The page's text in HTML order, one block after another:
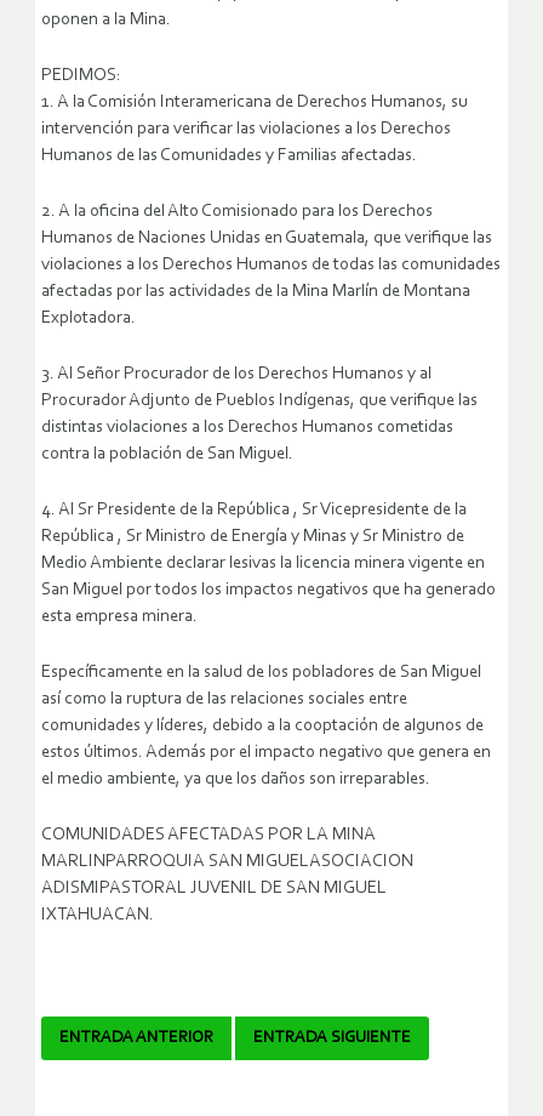
oponen a la Mina.
PEDIMOS:
1. A la Comisión Interamericana de Derechos Humanos, su
intervención para verificar las violaciones a los Derechos
Humanos de las Comunidades y Familias afectadas.
2. A la oficina del Alto Comisionado para los Derechos
Humanos de Naciones Unidas en Guatemala, que verifique las
violaciones a los Derechos Humanos de todas las comunidades
afectadas por las actividades de la Mina Marlín de Montana
Explotadora.
3. Al Señor Procurador de los Derechos Humanos y al
Procurador Adjunto de Pueblos Indígenas, que verifique las
distintas violaciones a los Derechos Humanos cometidas
contra la población de San Miguel.
4. Al Sr Presidente de la República , Sr Vicepresidente de la
República , Sr Ministro de Energía y Minas y Sr Ministro de
Medio Ambiente declarar lesivas la licencia minera vigente en
San Miguel por todos los impactos negativos que ha generado
esta empresa minera.
Específicamente en la salud de los pobladores de San Miguel
así como la ruptura de las relaciones sociales entre
comunidades y líderes, debido a la cooptación de algunos de
estos últimos. Además por el impacto negativo que genera en
el medio ambiente, ya que los daños son irreparables.
COMUNIDADES AFECTADAS POR LA MINA
MARLINPARROQUIA SAN MIGUELASOCIACION
ADISMIPASTORAL JUVENIL DE SAN MIGUEL
IXTAHUACAN.
Navegador
ENTRADA ANTERIOR ENTRADA SIGUIENTE